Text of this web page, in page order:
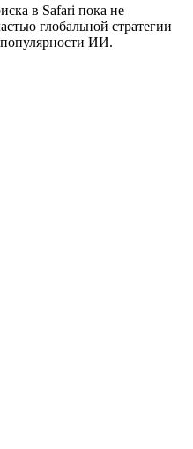
в Safari пока не
глобальной стратегии
ИИ.